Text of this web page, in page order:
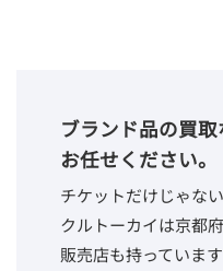
ブランド品の買
お任せください。
チケットだけじゃな
クルトーカイは京都
販売店も持っていま